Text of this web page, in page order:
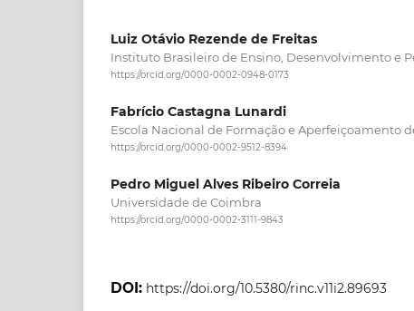
Luiz Otávio Rezende de Freitas
Instituto Brasileiro de Ensino, Desenvolvimento e
https://orcid.org/0000-0002-0948-0173
Fabrício Castagna Lunardi
Escola Nacional de Formação e Aperfeiçoamento
https://orcid.org/0000-0002-9512-8394
Pedro Miguel Alves Ribeiro Correia
Universidade de Coimbra
https://orcid.org/0000-0002-3111-9843
DOI: https://doi.org/10.5380/rinc.v11i2.89693